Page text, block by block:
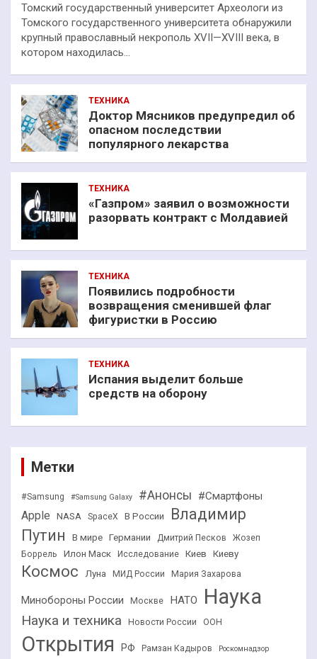
Томский государственный университет Археологи из
Томского государственного университета обнаружили
крупный православный некрополь XVII—XVIII века, в
котором находилась…
ТЕХНИКА
Доктор Мясников предупредил об
опасном последствии
популярного лекарства
ТЕХНИКА
«Газпром» заявил о возможности
разорвать контракт с Молдавией
ТЕХНИКА
Появились подробности
возвращения сменившей флаг
фигуристки в Россию
ТЕХНИКА
Испания выделит больше
средств на оборону
Метки
#Samsung #Samsung Galaxy #Анонсы #Смартфоны
Apple NASA SpaceX В России
Владимир
Путин
В мире Германии Дмитрий Песков
Жозеп
Боррель
Илон Маск Исследование Киев Киеву
Космос Луна МИД России Мария Захарова
Минобороны России Москве НАТО Наука
Наука и техника Новости России ООН
Открытия РФ Рамзан Кадыров Роскомнадзор